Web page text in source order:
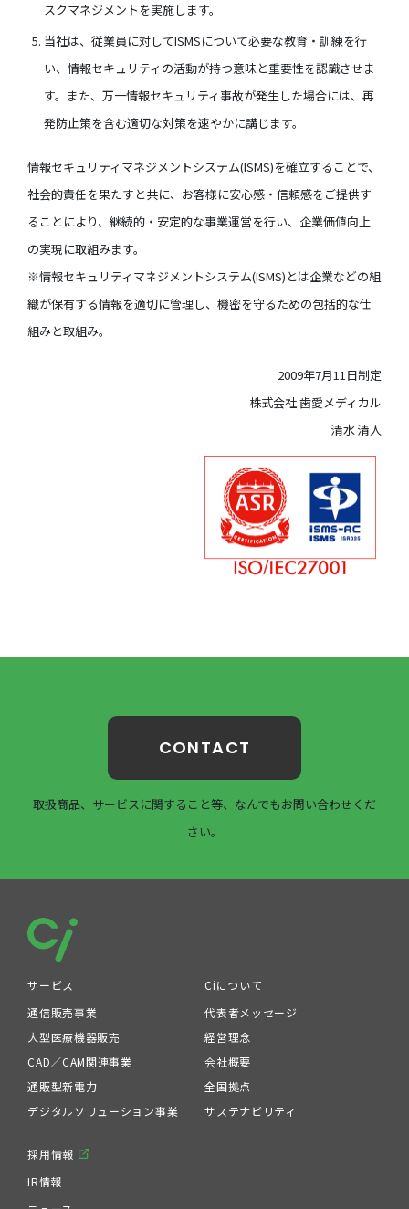
スクマネジメントを実施します。
当社は、従業員に対してISMSについて必要な教育・訓練を行
い、情報セキュリティの活動が持つ意味と重要性を認識させま
す。また、万一情報セキュリティ事故が発生した場合には、再
発防止策を含む適切な対策を速やかに講じます。
情報セキュリティマネジメントシステム(ISMS)を確立することで、
社会的責任を果たすと共に、お客様に安心感・信頼感をご提供す
ることにより、継続的・安定的な事業運営を行い、企業価値向上
の実現に取組みます。
※情報セキュリティマネジメントシステム(ISMS)とは企業などの組
織が保有する情報を適切に管理し、機密を守るための包括的な仕
組みと取組み。
2009年7月11日制定
株式会社 歯愛メディカル
清水 清人
CONTACT
取扱商品、サービスに関すること等、なんでもお問い合わせくだ
さい。
サービス
通信販売事業
大型医療機器販売
CAD／CAM関連事業
通販型新電力
デジタルソリューション事業
Ciについて
代表者メッセージ
経営理念
会社概要
全国拠点
サステナビリティ
採用情報
IR情報